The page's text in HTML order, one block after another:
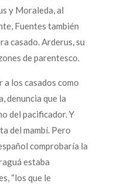
y Moraleda, al
Fuentes también
casado. Arderus, su
de parentesco.
los casados como
denuncia que la
del pacificador. Y
del mambí. Pero
comprobaría la
estaba
“los que le